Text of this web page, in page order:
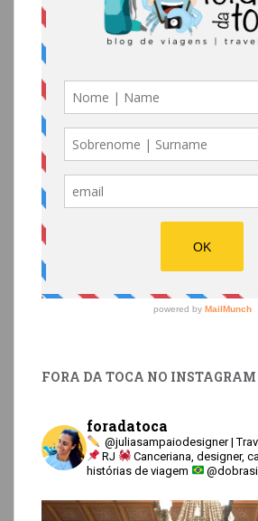
FORA DA TOCA NO INSTAGRAM
foradatoca
@juliasampaiodesigner |
RJ
Canceriana, designer,
histórias de viagem